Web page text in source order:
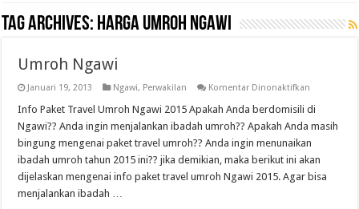
Tag Archives: harga umroh ngawi
Umroh Ngawi
Januari 19, 2013 Ngawi, Perwakilan Komentar Dinonaktifkan
Ngawi
Info Paket Travel Umroh Ngawi 2015 Apakah Anda berdomisili di
Ngawi?? Anda ingin menjalankan ibadah umroh?? Apakah Anda masih
bingung mengenai paket travel umroh?? Anda ingin menunaikan
ibadah umroh tahun 2015 ini?? jika demikian, maka berikut ini akan
dijelaskan mengenai info paket travel umroh Ngawi 2015. Agar bisa
menjalankan ibadah …